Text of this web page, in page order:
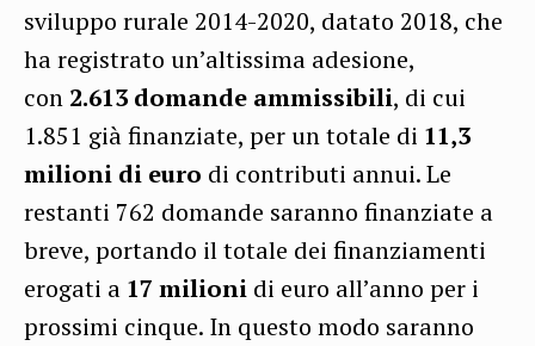
sviluppo rurale 2014-2020, datato 2018, che
ha registrato un’altissima adesione,
con 2.613 domande ammissibili, di cui
1.851 già finanziate, per un totale di 11,3
milioni di euro di contributi annui. Le
restanti 762 domande saranno finanziate a
breve, portando il totale dei finanziamenti
erogati a 17 milioni di euro all’anno per i
prossimi cinque. In questo modo saranno